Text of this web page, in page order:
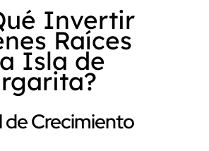
Invertir
Raíces
Isla de
de Crecimiento